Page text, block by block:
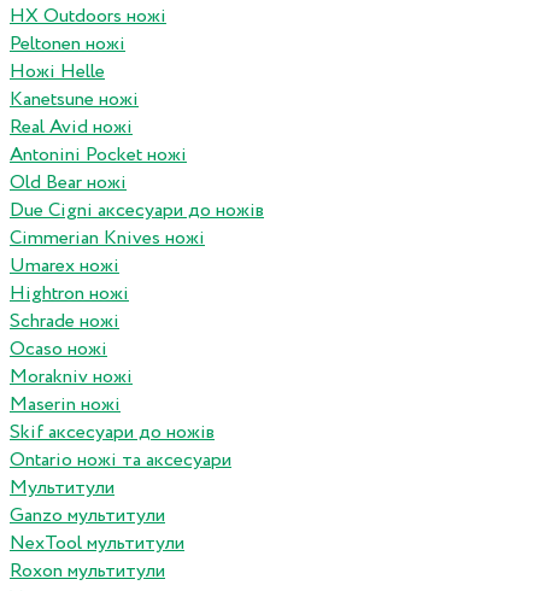
HX Outdoors ножі
Peltonen ножі
Ножі Helle
Kanetsune ножі
Real Avid ножі
Antonini Pocket ножі
Old Bear ножі
Due Cigni аксесуари до ножів
Cimmerian Knives ножі
Umarex ножі
Hightron ножі
Schrade ножі
Ocaso ножі
Morakniv ножі
Maserin ножі
Skif аксесуари до ножів
Ontario ножі та аксесуари
Мультитули
Ganzo мультитули
NexTool мультитули
Roxon мультитули